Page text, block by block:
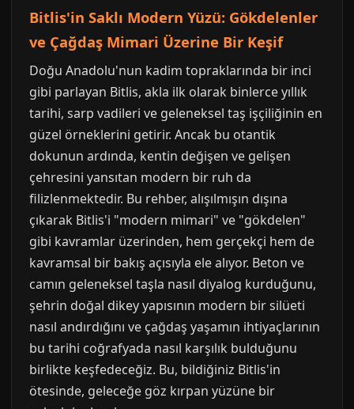
Bitlis'in Saklı Modern Yüzü: Gökdelenler
ve Çağdaş Mimari Üzerine Bir Keşif
Doğu Anadolu'nun kadim topraklarında bir inci
gibi parlayan Bitlis, akla ilk olarak binlerce yıllık
tarihi, sarp vadileri ve geleneksel taş işçiliğinin en
güzel örneklerini getirir. Ancak bu otantik
dokunun ardında, kentin değişen ve gelişen
çehresini yansıtan modern bir ruh da
filizlenmektedir. Bu rehber, alışılmışın dışına
çıkarak Bitlis'i "modern mimari" ve "gökdelen"
gibi kavramlar üzerinden, hem gerçekçi hem de
kavramsal bir bakış açısıyla ele alıyor. Beton ve
camın geleneksel taşla nasıl diyalog kurduğunu,
şehrin doğal dikey yapısının modern bir silüeti
nasıl andırdığını ve çağdaş yaşamın ihtiyaçlarının
bu tarihi coğrafyada nasıl karşılık bulduğunu
birlikte keşfedeceğiz. Bu, bildiğiniz Bitlis'in
ötesinde, geleceğe göz kırpan yüzüne bir